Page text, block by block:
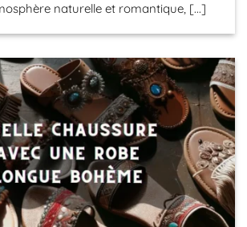
naturelle et romantique, [...]